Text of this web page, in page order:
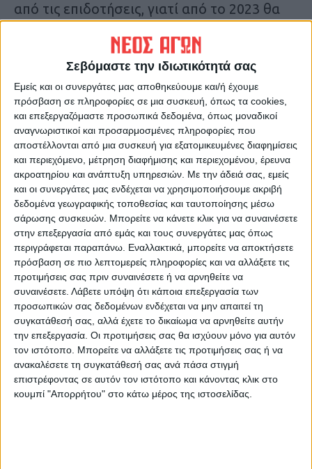
Σεβόμαστε την ιδιωτικότητά σας
Εμείς και οι συνεργάτες μας αποθηκεύουμε και/ή έχουμε
πρόσβαση σε πληροφορίες σε μια συσκευή, όπως τα cookies,
και επεξεργαζόμαστε προσωπικά δεδομένα, όπως μοναδικοί
αναγνωριστικοί και προσαρμοσμένες πληροφορίες που
αποστέλλονται από μια συσκευή για εξατομικευμένες διαφημίσεις
και περιεχόμενο, μέτρηση διαφήμισης και περιεχομένου, έρευνα
ακροατηρίου και ανάπτυξη υπηρεσιών. Με την άδειά σας, εμείς
και οι συνεργάτες μας ενδέχεται να χρησιμοποιήσουμε ακριβή
δεδομένα γεωγραφικής τοποθεσίας και ταυτοποίησης μέσω
σάρωσης συσκευών. Μπορείτε να κάνετε κλικ για να συναινέσετε
στην επεξεργασία από εμάς και τους συνεργάτες μας όπως
περιγράφεται παραπάνω. Εναλλακτικά, μπορείτε να αποκτήσετε
πρόσβαση σε πιο λεπτομερείς πληροφορίες και να αλλάξετε τις
προτιμήσεις σας πριν συναινέσετε ή να αρνηθείτε να
συναινέσετε. Λάβετε υπόψη ότι κάποια επεξεργασία των
προσωπικών σας δεδομένων ενδέχεται να μην απαιτεί τη
συγκατάθεσή σας, αλλά έχετε το δικαίωμα να αρνηθείτε αυτήν
την επεξεργασία. Οι προτιμήσεις σας θα ισχύουν μόνο για αυτόν
τον ιστότοπο. Μπορείτε να αλλάξετε τις προτιμήσεις σας ή να
ανακαλέσετε τη συγκατάθεσή σας ανά πάσα στιγμή
επιστρέφοντας σε αυτόν τον ιστότοπο και κάνοντας κλικ στο
κουμπί "Απορρήτου" στο κάτω μέρος της ιστοσελίδας.
από τις επιδοτήσεις, γιατί από το 2023 θα
Τελευταίες Ειδήσεις Σήμερα
Ακολούθησε την εφημερίδα ΝΕΟΣ
ΑΓΩΝ στο Google News!
Όλες οι εξελίξεις στην περιοχή της
Καρδίτσας και ευρύτερα της Θεσσαλίας
ΠΡΟΗΓΟΥΜΕΝΟ ΑΡΘΡΟ
Επιστρέφουν στις δουλειές
τους οι ανεμβολίαστοι
υγειονομικοί
ΕΠΟΜΕΝΟ ΑΡΘΡΟ
Το ενεργειακό το
μεγαλύτερο...αγκάθι για το
«επιχειρείν» της Καρδίτσας